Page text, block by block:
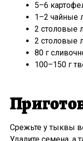
5–6
1–2 чайные
2 столовые
2 столовые
80 г
100–150 г
Срежьте у тыквы